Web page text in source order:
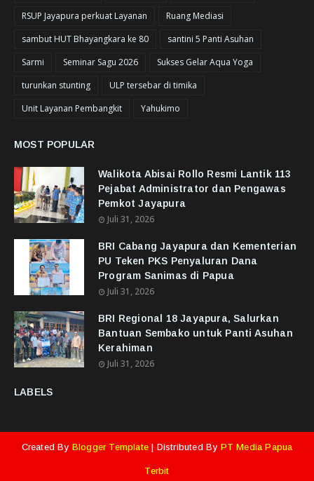
RSUP Jayapura perkuat Layanan
Ruang Mediasi
sambut HUT Bhayangkara ke 80
santini 5 Panti Asuhan
Sarmi
Seminar Sagu 2026
Sukses Gelar Aqua Yoga
turunkan stunting
ULP tersebar di timika
Unit Layanan Pembangkit
Yahukimo
MOST POPULAR
Walikota Abisai Rollo Resmi Lantik 113
Pejabat Administrator dan Pengawas
Pemkot Jayapura
Juli 31, 2026
BRI Cabang Jayapura dan Kementerian
PU Teken PKS Penyaluran Dana
Program Sanimas di Papua
Juli 31, 2026
BRI Regional 18 Jayapura, Salurkan
Bantuan Sembako untuk Panti Asuhan
Kerahiman
Juli 31, 2026
LABELS
Created By Blogger Template| Distributed By PT Media Papua
Terbit